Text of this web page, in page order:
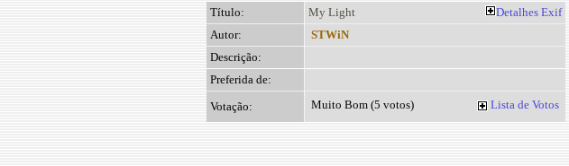
Título: My Light Detalhes Exif
Autor:
STWiN
Descrição:
Preferida de:
Votação:
Muito Bom (5 votos) Lista de Votos